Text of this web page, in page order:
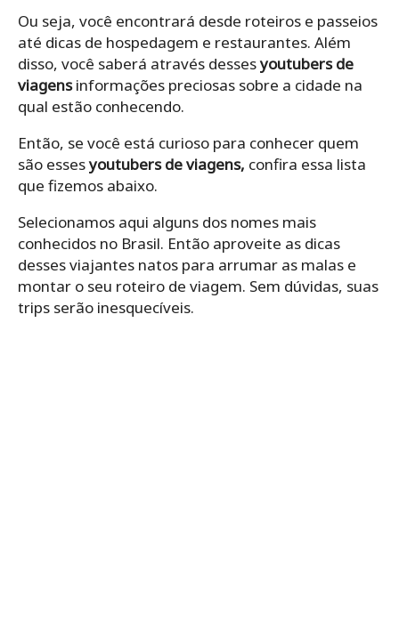
Ou seja, você encontrará desde roteiros e passeios
até dicas de hospedagem e restaurantes. Além
disso, você saberá através dessesyoutubers de
viagensinformações preciosas sobre a cidade na
qual estão conhecendo.
Então, se você está curioso para conhecer quem
são essesyoutubers de viagens, confira essa lista
que fizemos abaixo.
Selecionamos aqui alguns dos nomes mais
conhecidos no Brasil. Então aproveite as dicas
desses viajantes natos para arrumar as malas e
montar o seu roteiro de viagem. Sem dúvidas, suas
trips serão inesquecíveis.